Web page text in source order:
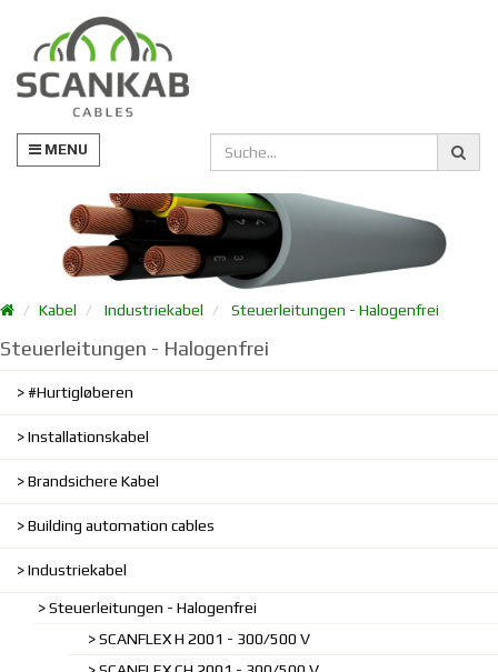
MENU
Kabel Industriekabel Steuerleitungen - Halogenfrei
Steuerleitungen - Halogenfrei
#Hurtigløberen
Installationskabel
Brandsichere Kabel
Building automation cables
Industriekabel
Steuerleitungen - Halogenfrei
SCANFLEX H 2001 - 300/500 V